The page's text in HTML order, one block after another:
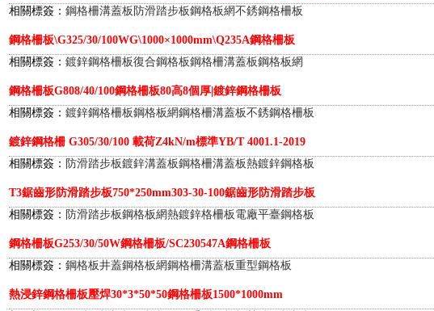
相關標簽： 鋼格柵溝蓋板 防滑踏步板鋼格板網不銹鋼格柵板
鋼格柵板\G325/30/100WG\1000×1000mm\Q235A鋼格柵板
相關標簽： 鍍鋅鋼格柵板復合鋼格板鋼格柵溝蓋板鋼格板網
鋼格柵板G808/40/100鋼格柵板80高8個厚|鍍鋅鋼格柵板
相關標簽： 鍍鋅鋼格柵板鋼格板網鋼格柵溝蓋板不銹鋼格柵板
鍍鋅鋼格柵 G305/30/100 載荷Z4kN/m標準YB/T 4001.1-2019
相關標簽： 防滑踏步板鍍鋅溝蓋板鋼格柵溝蓋板熱鍍鋅鋼格板
T3鋸齒形防滑踏步板750*250mm303-30-100鋸齒形防滑踏步板
相關標簽： 防滑踏步板鋼格板網熱鍍鋅格柵板 電廠平臺鋼格板
鋼格柵板G253/30/50W鋼格柵板/SC230547A鋼格柵板
相關標簽： 鋼格板井蓋鋼格板網鋼格柵溝蓋板重型鋼格板
熱浸鋅鋼格柵板壓焊30*3*50*50鋼格柵板1500*1000mm